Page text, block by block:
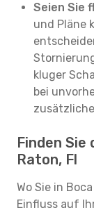
Seien Sie
und Pläne
kluger
bei
Finden Sie
Raton, Fl
Wo Sie in
Einfluss auf